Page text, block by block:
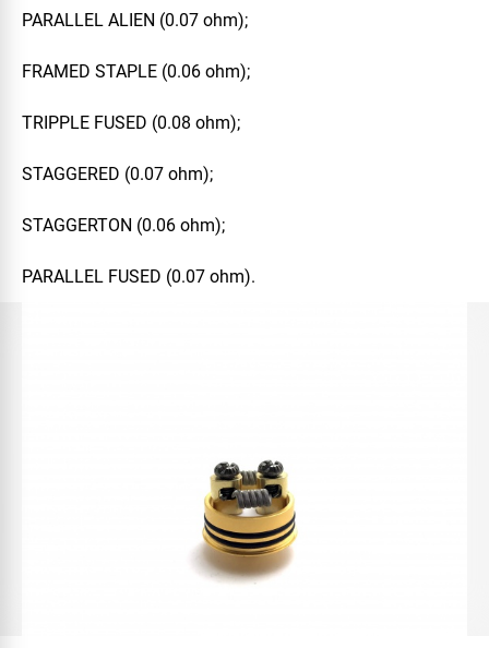
PARALLEL ALIEN (0.07 ohm);
FRAMED STAPLE (0.06 ohm);
TRIPPLE FUSED (0.08 ohm);
STAGGERED (0.07 ohm);
STAGGERTON (0.06 ohm);
PARALLEL FUSED (0.07 ohm).